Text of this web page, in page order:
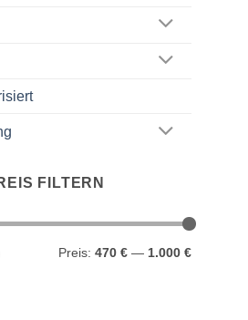
FILTERN
Preis: 470 € — 1.000 €